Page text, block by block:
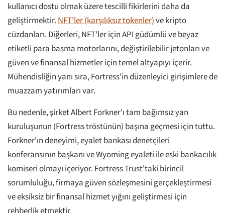
kullanıcı dostu olmak üzere tescilli fikirlerini daha da
geliştirmektir.NFT'ler (karşılıksız tokenler)ve kripto
cüzdanları. Diğerleri, NFT'ler için API güdümlü ve beyaz
etiketli para basma motorlarını, değiştirilebilir jetonları ve
güven ve finansal hizmetler için temel altyapıyı içerir.
Mühendisliğin yanı sıra, Fortress'in düzenleyici girişimlere de
muazzam yatırımları var.
Bu nedenle, şirket Albert Forkner'ı tam bağımsız yan
kuruluşunun (Fortress tröstünün) başına geçmesi için tuttu.
Forkner'ın deneyimi, eyalet bankası denetçileri
konferansının başkanı ve Wyoming eyaleti ile eski bankacılık
komiseri olmayı içeriyor. Fortress Trust'taki birincil
sorumluluğu, firmaya güven sözleşmesini gerçekleştirmesi
ve eksiksiz bir finansal hizmet yığını geliştirmesi için